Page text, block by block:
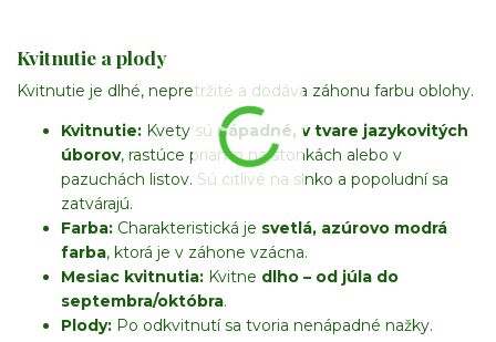
Kvitnutie a plody
Kvitnutie je dlhé, nepretržité a dodáva záhonu farbu oblohy.
Kvitnutie: Kvety sú nápadné, v tvare jazykovitých
úborov, rastúce priamo na stonkách alebo v
pazuchách listov. Sú citlivé na slnko a popoludní sa
zatvárajú.
Farba: Charakteristická je svetlá, azúrovo modrá
farba, ktorá je v záhone vzácna.
Mesiac kvitnutia: Kvitne dlho – od júla do
septembra/októbra.
Plody: Po odkvitnutí sa tvoria nenápadné nažky.